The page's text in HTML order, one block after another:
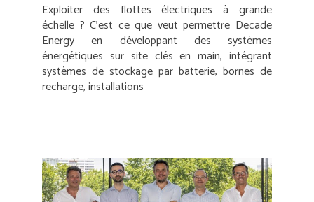
Exploiter des flottes électriques à grande
échelle ? C’est ce que veut permettre Decade
Energy en développant des systèmes
énergétiques sur site clés en main, intégrant
systèmes de stockage par batterie, bornes de
recharge, installations